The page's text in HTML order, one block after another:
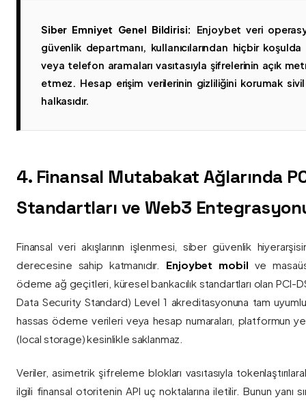
Siber Emniyet Genel Bildirisi:
Enjoybet veri
güvenlik departmanı, kullanıcılarından hiçbir
veya telefon aramaları vasıtasıyla şifrelerinin açık
etmez. Hesap erişim verilerinin gizliliğini korumak
halkasıdır.
4. Finansal Mutabakat Ağlarında
Standartları ve Web3
Finansal veri akışlarının işlenmesi, siber güvenlik
derecesine sahip katmanıdır. Enjoybet mobil ve
ödeme ağ geçitleri, küresel bankacılık standartları olan PCI-
Data Security Standard) Level 1 akreditasyonuna tam
hassas ödeme verileri veya hesap numaraları, platformun
(local storage) kesinlikle saklanmaz.
Veriler, asimetrik şifreleme blokları vasıtasıyla
ilgili finansal otoritenin API uç noktalarına iletilir. Bunun yanı